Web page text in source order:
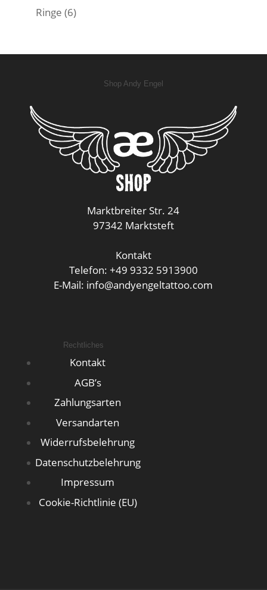
Ringe (6)
Shop Andy Engel
Marktbreiter Str. 24
97342 Marktsteft
Kontakt
Telefon: +49 9332 5913900
E-Mail: info@andyengeltattoo.com
Rechtliches
Kontakt
AGB’s
Zahlungsarten
Versandarten
Widerrufsbelehrung
Datenschutzbelehrung
Impressum
Cookie-Richtlinie (EU)